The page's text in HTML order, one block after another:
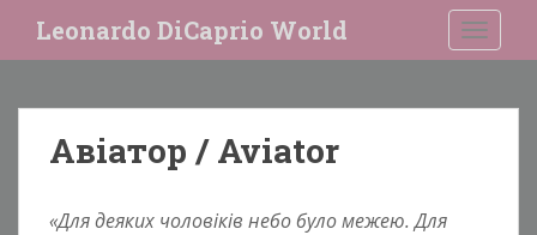
i
Leonardo DiCaprio World
Авіатор / Aviator
«Для деяких чоловіків небо було межею. Для